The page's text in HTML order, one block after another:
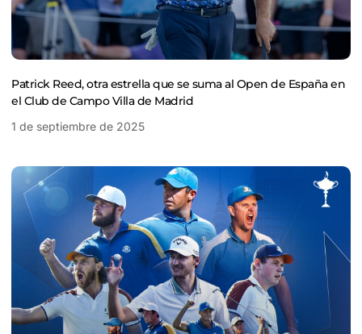
Patrick Reed, otra estrella que se suma al Open de España en
el Club de Campo Villa de Madrid
1 de septiembre de 2025